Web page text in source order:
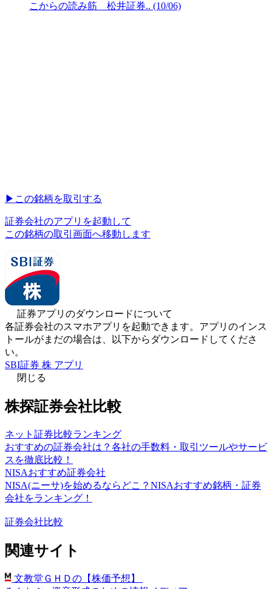
こからの読み筋 松井証券.. (10/06)
▶︎ この銘柄を取引する
証券会社のアプリを起動して
この銘柄の取引画面へ移動します
証券アプリのダウンロードについて
各証券会社のスマホアプリを起動できます。アプリのインス
トールがまだの場合は、以下からダウンロードしてくださ
い。
SBI証券 株 アプリ
閉じる
株探証券会社比較
ネット証券比較ランキング
おすすめの証券会社は？各社の手数料・取引ツールやサービ
スを徹底比較！
NISAおすすめ証券会社
NISA(ニーサ)を始めるならどこ？NISAおすすめ銘柄・証券
会社をランキング！
証券会社比較
関連サイト
文教堂ＧＨＤの【株価予想】